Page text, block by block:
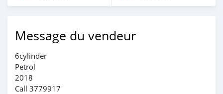
Message du vendeur
6cylinder
Petrol
2018
Call 3779917